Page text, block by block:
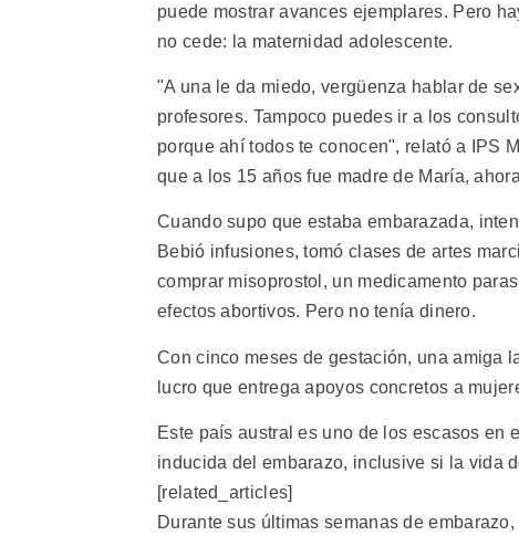
puede mostrar avances ejemplares. Pero
no cede: la maternidad adolescente.
"A una le da miedo, vergüenza hablar de
profesores. Tampoco puedes ir a los
porque ahí todos te conocen", relató a IPS
que a los 15 años fue madre de María,
Cuando supo que estaba embarazada,
Bebió infusiones, tomó clases de artes
comprar misoprostol, un medicamento
efectos abortivos. Pero no tenía dinero.
Con cinco meses de gestación, una amiga
lucro que entrega apoyos concretos a
Este país austral es uno de los escasos en
inducida del embarazo, inclusive si la vida
[related_articles]
Durante sus últimas semanas de